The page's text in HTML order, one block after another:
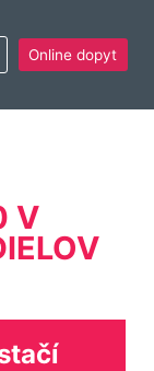
Online dopyt
V